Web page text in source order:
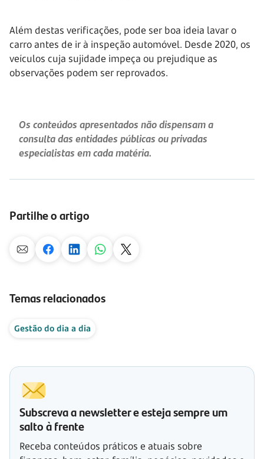
Além destas verificações, pode ser boa ideia lavar o
carro antes de ir à inspeção automóvel. Desde 2020, os
veículos cuja sujidade impeça ou prejudique as
observações podem ser reprovados.
Os conteúdos apresentados não dispensam a
consulta das entidades públicas ou privadas
especialistas em cada matéria.
Partilhe o artigo
Temas relacionados
Gestão do dia a dia
Subscreva a newsletter e esteja sempre um
salto à frente
Receba conteúdos práticos e atuais sobre